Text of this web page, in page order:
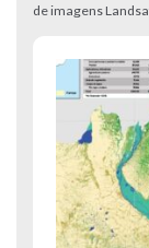
de imagens